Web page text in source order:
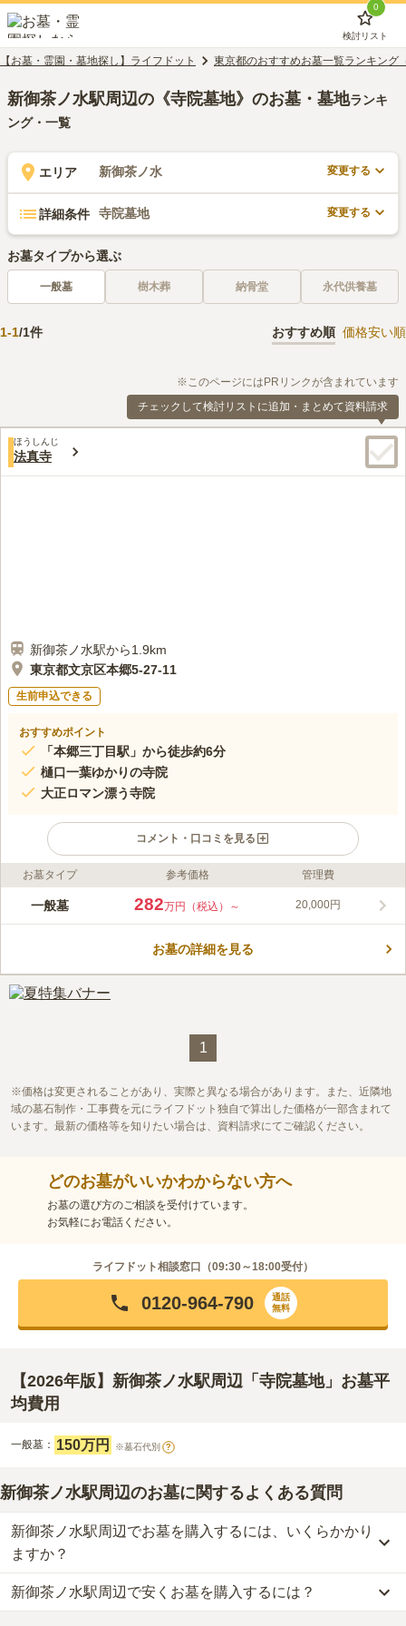
0
検討リスト
【お墓・霊園・墓地探し】ライフドット 東京都のおすすめお墓一覧ランキング
新御茶ノ水駅周辺の《寺院墓地》のお墓・墓地ランキ
ング・一覧
エリア 新御茶ノ水 変更する
詳細条件 寺院墓地 変更する
お墓タイプから選ぶ
一般墓 樹木葬 納骨堂 永代供養墓
1-1/1件 おすすめ順 価格安い順
※このページにはPRリンクが含まれています
チェックして検討リストに追加・まとめて資料請求
ほうしんじ
法真寺
新御茶ノ水駅から1.9km
東京都文京区本郷5-27-11
生前申込できる
おすすめポイント
「本郷三丁目駅」から徒歩約6分
樋口一葉ゆかりの寺院
大正ロマン漂う寺院
コメント・口コミを見る
ライフドット編集部のコメント
本郷赤門浄苑法真寺は、陽当り良好で緑に囲まれており、ゆっく
徒歩約1分と、各交通機関からのアクセスも抜群です。 法真寺は
御台所の天野図書が下屋敷を寄進し、伝通院の栄誉泉良和尚が開
山しました。 1838年の火災で焼失後、翌年に本堂を再建。仏像
口コミ評価
お墓タイプ 参考価格 管理費
一般墓 282万円（税込）～ 20,000円
お墓の詳細を見る
1
価格は変更されることがあり、実際と異なる場合があります。また、近隣地
域の墓石制作・工事費を元にライフドット独自で算出した価格が一部含まれて
います。最新の価格等を知りたい場合は、資料請求にてご確認ください。
どのお墓がいいかわからない方へ
お墓の選び方のご相談を受付けています。
お気軽にお電話ください。
ライフドット相談窓口（09:30～18:00受付）
0120-964-790
通話
無料
【2026年版】新御茶ノ水駅周辺「寺院墓地」お墓平
均費用
一般墓： 150万円 ※墓石代別 ?
新御茶ノ水駅周辺のお墓に関するよくある質問
新御茶ノ水駅周辺でお墓を購入するには、いくらかかり
ますか？
新御茶ノ水駅周辺での購入費用の目安は、一般墓が約349万円
す。
新御茶ノ水駅周辺で安くお墓を購入するには？